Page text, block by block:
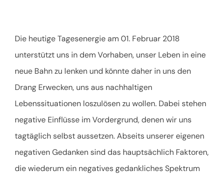
Die heutige Tagesenergie am 01. Februar 2018
unterstützt uns in dem Vorhaben, unser Leben in eine
neue Bahn zu lenken und könnte daher in uns den
Drang Erwecken, uns aus nachhaltigen
Lebenssituationen loszulösen zu wollen. Dabei stehen
negative Einflüsse im Vordergrund, denen wir uns
tagtäglich selbst aussetzen. Abseits unserer eigenen
negativen Gedanken sind das hauptsächlich Faktoren,
die wiederum ein negatives gedankliches Spektrum